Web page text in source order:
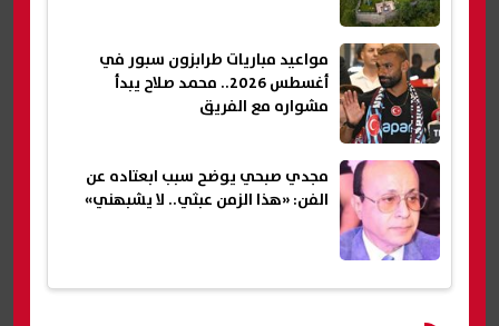
مواعيد مباريات طرابزون سبور في
أغسطس 2026.. محمد صلاح يبدأ
مشواره مع الفريق
مجدي صبحي يوضح سبب ابعتاده عن
الفن: «هذا الزمن عبثي.. لا يشبهني»